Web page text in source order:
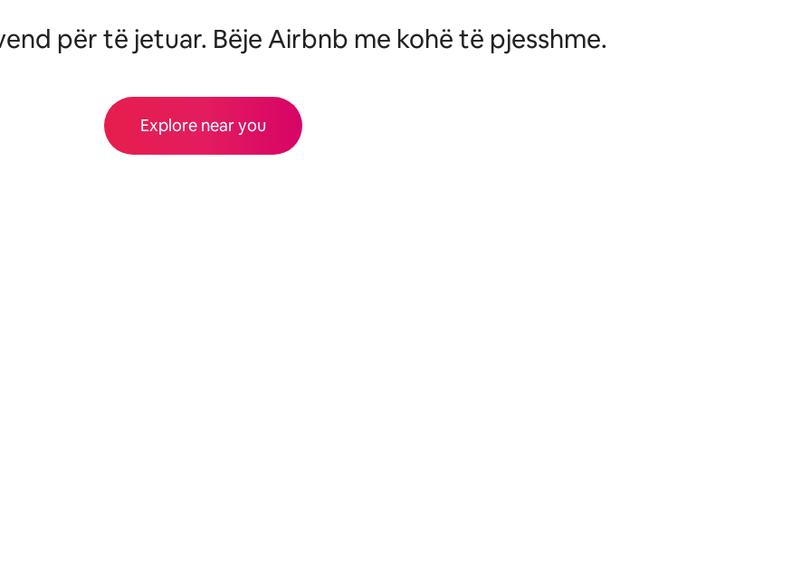
për të jetuar. Bëje Airbnb me kohë të pjesshme.
Explore near you